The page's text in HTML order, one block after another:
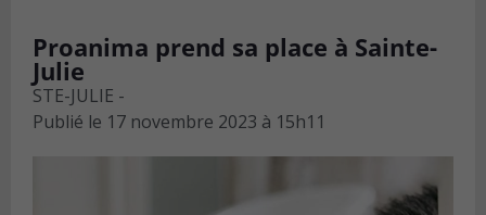
Proanima prend sa place à Sainte-
Julie
STE-JULIE -
Publié le 17 novembre 2023 à 15h11